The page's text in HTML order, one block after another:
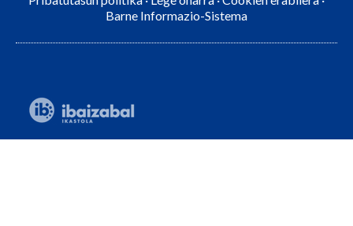
Barne Informazio-Sistema